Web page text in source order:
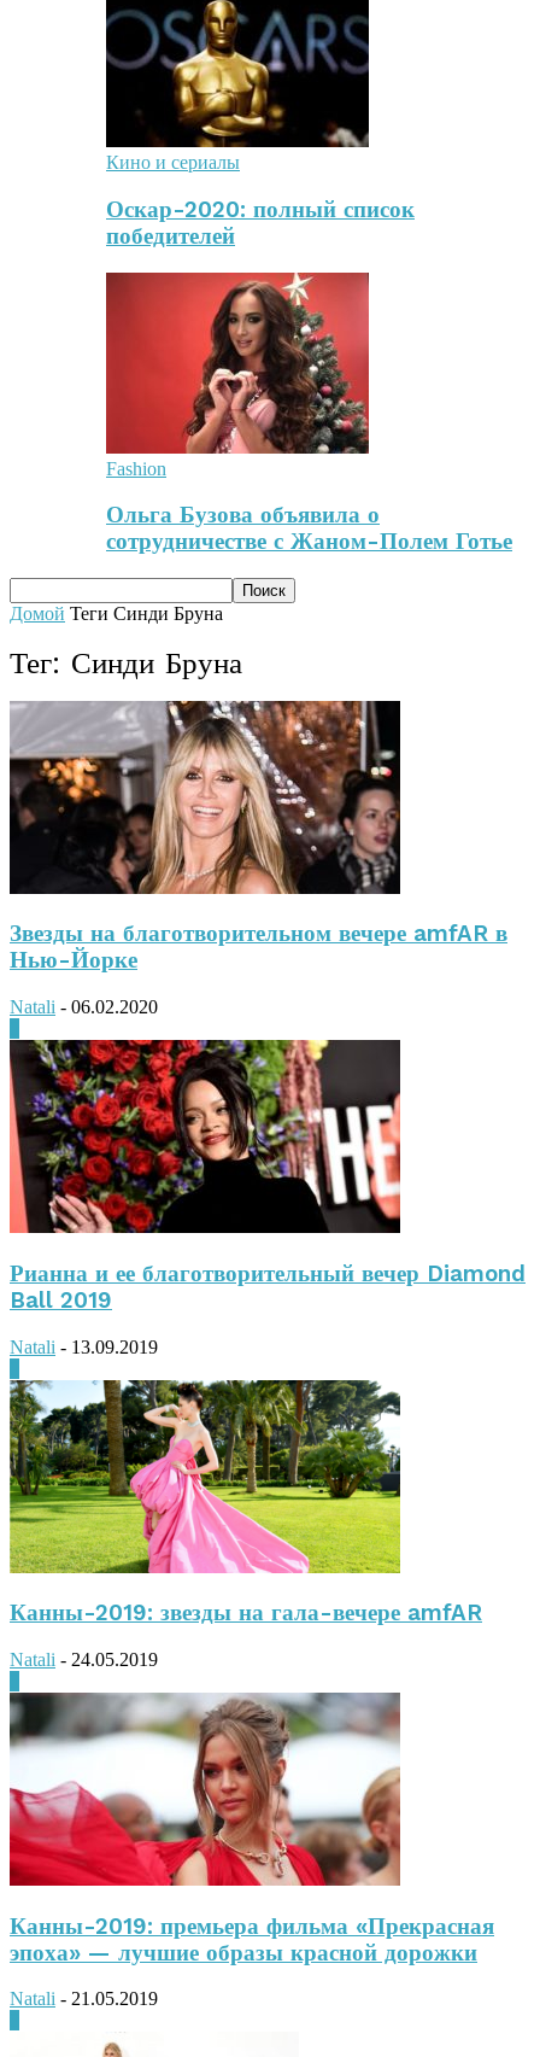
Кино и сериалы
Оскар-2020: полный список
победителей
Fashion
Ольга Бузова объявила о
сотрудничестве с Жаном-Полем Готье
Домой Теги Синди Бруна
Тег: Синди Бруна
Звезды на благотворительном вечере amfAR в
Нью-Йорке
Natali - 06.02.2020
Рианна и ее благотворительный вечер Diamond
Ball 2019
Natali - 13.09.2019
Канны-2019: звезды на гала-вечере amfAR
Natali - 24.05.2019
Канны-2019: премьера фильма «Прекрасная
эпоха» — лучшие образы красной дорожки
Natali - 21.05.2019